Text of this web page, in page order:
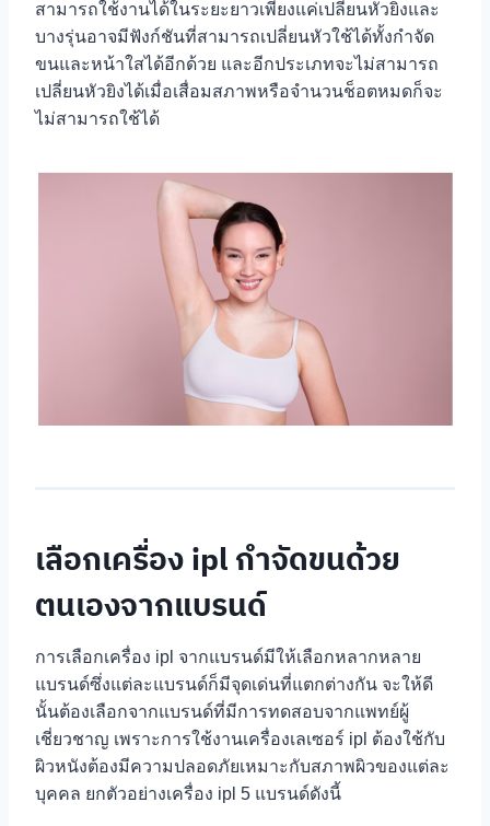
สามารถใช้งานได้ในระยะยาวเพียงแค่เปลี่ยนหัวยิงและ
บางรุ่นอาจมีฟังก์ชันที่สามารถเปลี่ยนหัวใช้ได้ทั้งกำจัด
ขนและหน้าใสได้อีกด้วย และอีกประเภทจะไม่สามารถ
เปลี่ยนหัวยิงได้เมื่อเสื่อมสภาพหรือจำนวนช็อตหมดก็จะ
ไม่สามารถใช้ได้
เลือกเครื่อง ipl กำจัดขนด้วย
ตนเองจากแบรนด์
การเลือกเครื่อง ipl จากแบรนด์มีให้เลือกหลากหลาย
แบรนด์ซึ่งแต่ละแบรนด์ก็มีจุดเด่นที่แตกต่างกัน จะให้ดี
นั้นต้องเลือกจากแบรนด์ที่มีการทดสอบจากแพทย์ผู้
เชี่ยวชาญ เพราะการใช้งานเครื่องเลเซอร์ ipl ต้องใช้กับ
ผิวหนังต้องมีความปลอดภัยเหมาะกับสภาพผิวของแต่ละ
บุคคล ยกตัวอย่างเครื่อง ipl 5 แบรนด์ดังนี้